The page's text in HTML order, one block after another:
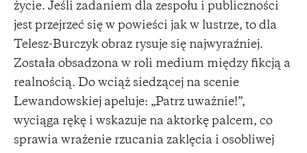
życie. Jeśli zadaniem dla zespołu i publiczności
jest przejrzeć się w powieści jak w lustrze, to dla
Telesz-Burczyk obraz rysuje się najwyraźniej.
Została obsadzona w roli medium między fikcją a
realnością. Do wciąż siedzącej na scenie
Lewandowskiej apeluje: „Patrz uważnie!”,
wyciąga rękę i wskazuje na aktorkę palcem, co
sprawia wrażenie rzucania zaklęcia i osobliwej